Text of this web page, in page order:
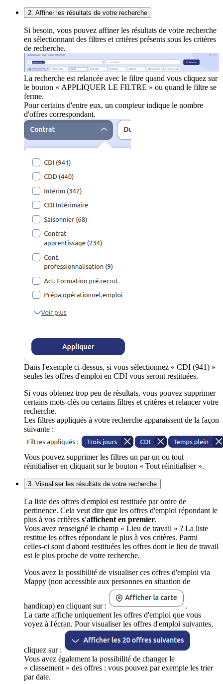
2. Affiner les résultats de votre recherche
Si besoin, vous pouvez affiner les résultats de votre recherche
en sélectionnant des filtres et critères présents sous les critères
de recherche.
La recherche est relancée avec le filtre quand vous cliquez sur
le bouton « APPLIQUER LE FILTRE » ou quand le filtre se
ferme.
Pour certains d'entre eux, un compteur indique le nombre
d'offres correspondant.
Dans l'exemple ci-dessus, si vous sélectionnez « CDI (941) »
seules les offres d'emploi en CDI vous seront restituées.
Si vous obtenez trop peu de résultats, vous pouvez supprimer
certains mots-clés ou certains filtres et critères et relancer votre
recherche.
Les filtres appliqués à votre recherche apparaissent de la façon
suivante :
Vous pouvez supprimer les filtres un par un ou tout
réinitialiser en cliquant sur le bouton « Tout réinitialiser ».
3. Visualiser les résultats de votre recherche
La liste des offres d'emploi est restituée par ordre de
pertinence. Cela veut dire que les offres d'emploi répondant le
plus à vos critères s'affichent en premier.
Vous avez renseigné le champ « Lieu de travail » ? La liste
restitue les offres répondant le plus à vos critères. Parmi
celles-ci sont d'abord restituées les offres dont le lieu de travail
est le plus proche de votre recherche.
Vous avez la possibilité de visualiser ces offres d'emploi via
Mappy (non accessible aux personnes en situation de
handicap) en cliquant sur :
.
La carte affiche uniquement les offres d'emploi que vous
voyez à l'écran. Pour visualiser les offres d'emploi suivantes,
cliquez sur :
Vous avez également la possibilité de changer le
« classement » des offres : vous pouvez par exemple les trier
par date.